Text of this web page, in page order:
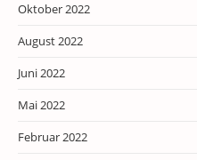
Oktober 2022
August 2022
Juni 2022
Mai 2022
Februar 2022